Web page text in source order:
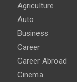
Agriculture
Auto
Business
Career
Career Abroad
Cinema